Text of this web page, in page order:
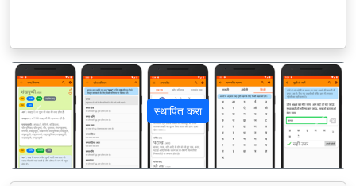
स्थापित करा
पिछला अगला